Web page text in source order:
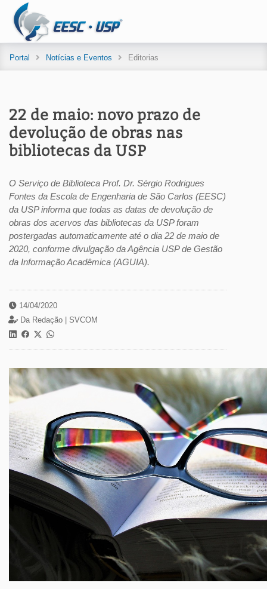
Portal Notícias e Eventos Editorias
22 de maio: novo prazo de
devolução de obras nas
bibliotecas da USP
O Serviço de Biblioteca Prof. Dr. Sérgio Rodrigues
Fontes da Escola de Engenharia de São Carlos (EESC)
da USP informa que todas as datas de devolução de
obras dos acervos das bibliotecas da USP foram
postergadas automaticamente até o dia 22 de maio de
2020, conforme divulgação da Agência USP de Gestão
da Informação Acadêmica (AGUIA).
14/04/2020
Da Redação | SVCOM